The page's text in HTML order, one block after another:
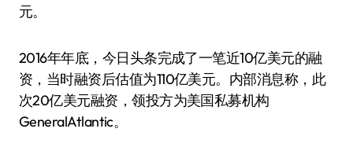
元。
2016年年底，今日头条完成了一笔近10亿美元的融
资，当时融资后估值为110亿美元。内部消息称，此
次20亿美元融资，领投方为美国私募机构
GeneralAtlantic。